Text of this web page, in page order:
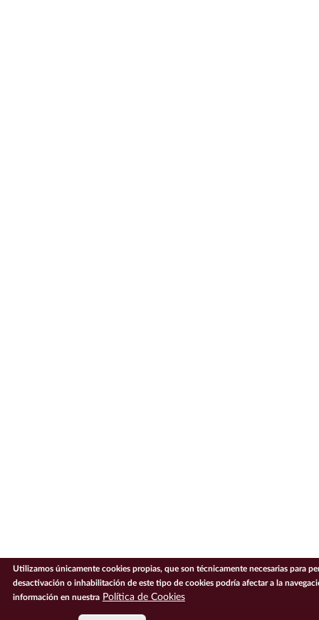
Utilizamos únicamente cookies propias, que son técnicamente necesarias para
desactivación o inhabilitación de este tipo de cookies podría afectar a la
información en nuestra Política de Cookies